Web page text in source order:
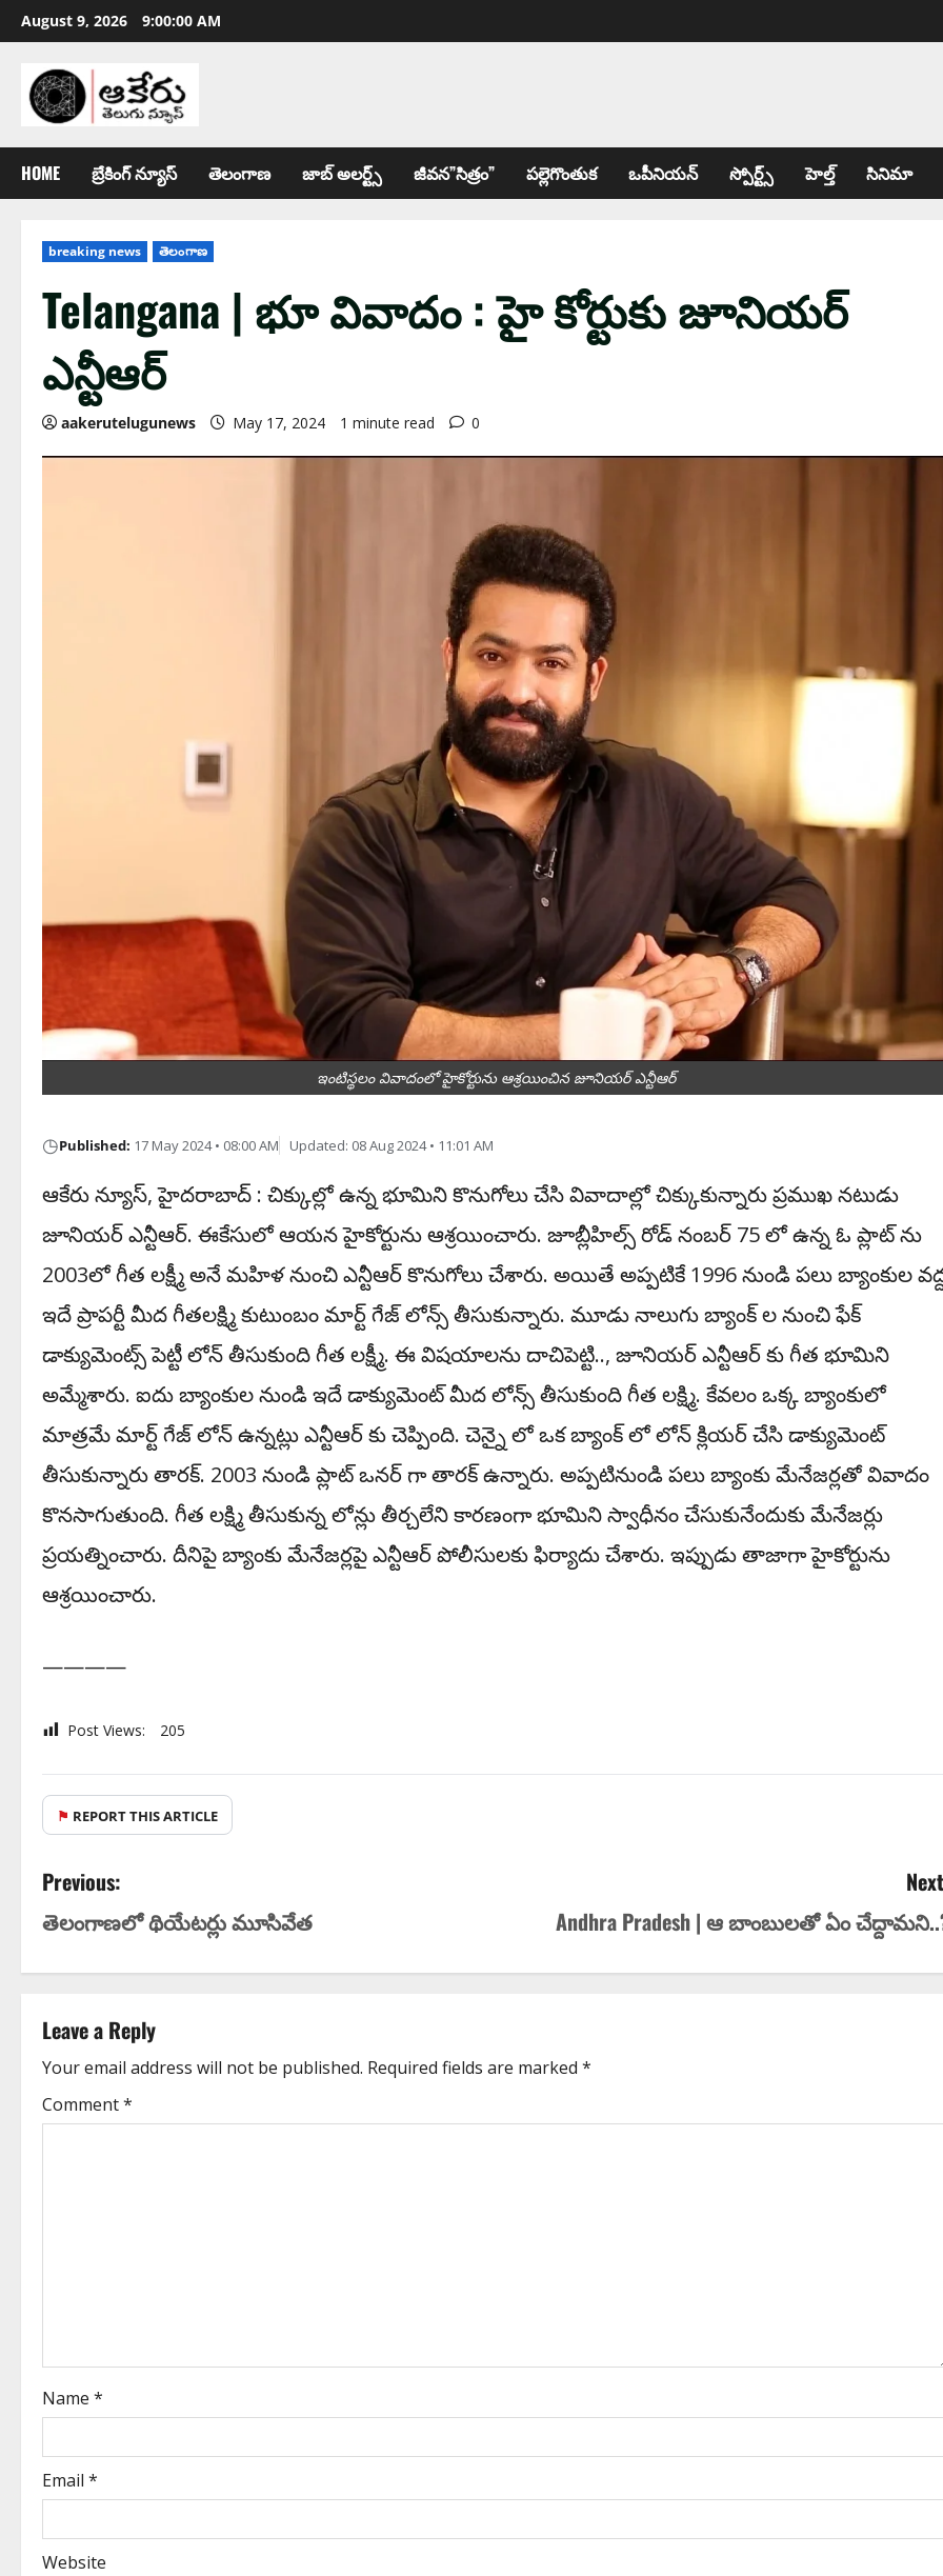
August 9, 2026 9:00:01 AM
HOME బ్రేకింగ్ న్యూస్ తెలంగాణ జాబ్ అల‌ర్ట్స్ జీవన”సిత్రం” పల్లెగొంతుక ఒపీనియన్ స్పోర్ట్స్ హెల్త్ సినిమా
breaking news తెలంగాణ
Telangana | భూ వివాదం : హై కోర్టు‌కు జూనియర్
ఎన్టీఆర్
aakerutelugunews May 17, 2024 1 minute read 0
ఇంటిస్థలం వివాదంలో హైకోర్టును ఆశ్రయించిన జూనియర్ ఎన్టీఆర్
◷Published: 17 May 2024 • 08:00 AM Updated: 08 Aug 2024 • 11:01 AM
ఆకేరు న్యూస్‌, హైద‌రాబాద్ : చిక్కుల్లో ఉన్న భూమిని కొనుగోలు చేసి వివాదాల్లో చిక్కుకున్నారు ప్ర‌ముఖ న‌టుడు
జూనియ‌ర్ ఎన్టీఆర్‌. ఈకేసులో ఆయ‌న హైకోర్టును ఆశ్రయించారు. జూబ్లీహిల్స్ రోడ్ నంబర్ 75 లో ఉన్న ఓ ప్లాట్ ను
2003లో గీత లక్ష్మీ అనే మహిళ నుంచి ఎన్టీఆర్ కొనుగోలు చేశారు. అయితే అప్పటికే 1996 నుండి పలు బ్యాంకుల
ఇదే ప్రాపర్టీ మీద గీతలక్ష్మి కుటుంబం మార్ట్ గేజ్‌ లోన్స్ తీసుకున్నారు. మూడు నాలుగు బ్యాంక్ ల నుంచి ఫేక్
డాక్యుమెంట్స్ పెట్టీ లోన్ తీసుకుంది గీత లక్ష్మీ. ఈ విష‌యాల‌ను దాచిపెట్టి.., జూనియర్ ఎన్టీఆర్ కు గీత భూమిని
అమ్మేశారు. ఐదు బ్యాంకుల నుండి ఇదే డాక్యుమెంట్ మీద లోన్స్ తీసుకుంది గీత లక్ష్మి. కేవలం ఒక్క బ్యాంకులో
మాత్రమే మార్ట్ గేజ్ లోన్ ఉన్నట్లు ఎన్టీఆర్ కు చెప్పింది. చెన్నై లో ఒక బ్యాంక్ లో లోన్ క్లియర్ చేసి డాక్యుమెంట్
తీసుకున్నారు తారక్. 2003 నుండి ప్లాట్ ఒనర్ గా తారక్ ఉన్నారు. అప్పటినుండి పలు బ్యాంకు మేనేజర్లతో వివాదం
కొనసాగుతుంది. గీత ల‌క్ష్మి తీసుకున్న లోన్లు తీర్చ‌లేని కార‌ణంగా భూమిని స్వాధీనం చేసుకునేందుకు మేనేజ‌ర్లు
ప్ర‌య‌త్నించారు. దీనిపై బ్యాంకు మేనేజ‌ర్ల‌పై ఎన్టీఆర్ పోలీసుల‌కు ఫిర్యాదు చేశారు. ఇప్పుడు తాజాగా హైకోర్టును
ఆశ్ర‌యించారు.
————
Post Views: 205
⚑ REPORT THIS ARTICLE
Previous:
తెలంగాణ‌లో థియేటర్లు మూసివేత
Andhra Pradesh | ఆ బాంబుల‌తో ఏం
Leave a Reply
Your email address will not be published. Required fields are marked *
Comment*
Name *
Email *
Website